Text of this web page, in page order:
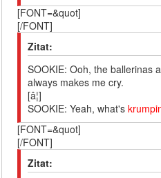
[FONT=&quot]
[/FONT]
Zitat:
SOOKIE: Ooh, the ballerinas
always makes me cry.
[â¦]
SOOKIE: Yeah, what's
[FONT=&quot]
[/FONT]
Zitat: